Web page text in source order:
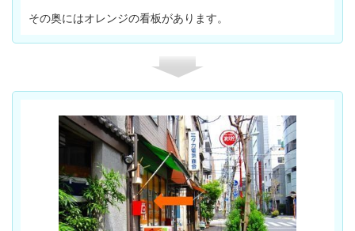
その奥にはオレンジの看板があります。